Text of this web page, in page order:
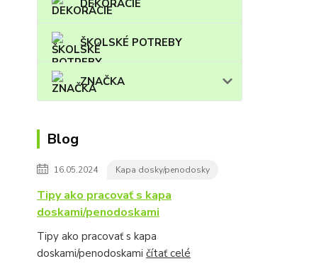
DEKORÁCIE
ŠKOLSKÉ POTREBY
ZNAČKA
Blog
16.05.2024 Kapa dosky/penodosky
Tipy ako pracovať s kapa
doskami/penodoskami
Tipy ako pracovať s kapa
doskami/penodoskami čítať celé